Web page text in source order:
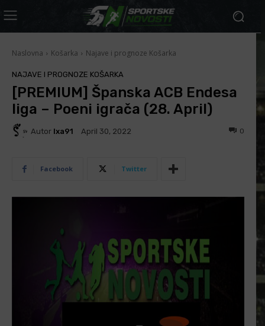
Naslovna Košarka Najave i prognoze Košarka
NAJAVE I PROGNOZE KOŠARKA
[PREMIUM] Španska ACB Endesa
liga – Poeni igrača (28. April)
Autor Ixa91 April 30, 2022 0
Facebook Twitter